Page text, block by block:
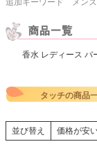
追加キーワード メン
香水 レディース バ
タッチの商品
並び替え 価格が安